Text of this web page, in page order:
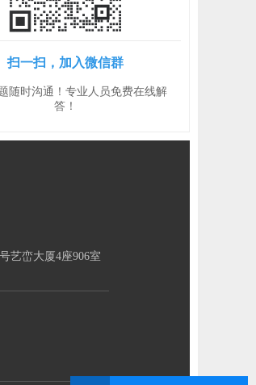
扫一扫，加入微信群
随时沟通！专业人员免费在线解
答！
艺峦大厦4座906室